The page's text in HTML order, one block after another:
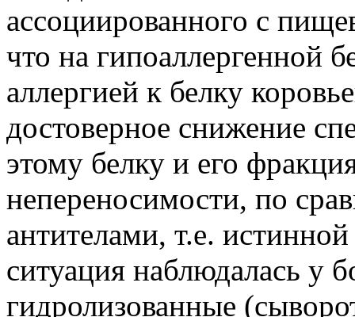
ассоциированного с
что на гипоаллергенной
аллергией к белку
достоверное снижение
этому белку и его
непереносимости, по
антителами, т.е.
ситуация наблюдалась у
гидролизованные